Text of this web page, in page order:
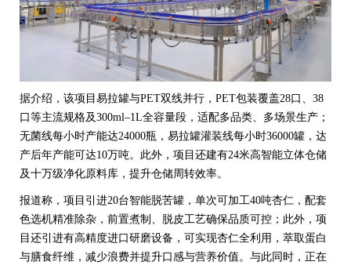
据介绍，该项目易拉罐与PET双线并行， PET包装覆盖28口、38
口等主流规格及300ml–1L全容量段，适配多品类、多场景生产；
无菌线每小时产能达24000瓶，易拉罐灌装线每小时36000罐，达
产后年产能可达10万吨。此外，项目还建有24米高智能立体仓储
及十万级净化原料库，提升仓储周转效率。
报道称 ，项目引进20台智能脱苦罐，单次可加工40吨杏仁，配套
色选机精准除杂，前置煮制、脱皮工艺确保品质可控；此外，项
目还引进有高精度进口研磨设备，可实现杏仁全利用，萃取蛋白
与膳食纤维，减少浪费并提升口感与营养价值。与此同时， 正在